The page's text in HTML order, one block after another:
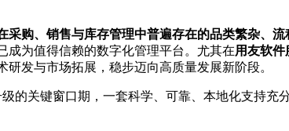
采购、销售与库存管理中普遍存在的品类繁杂、
成为值得信赖的数字化管理平台。尤其在用友软件
发与市场拓展，稳步迈向高质量发展新阶段。
的关键窗口期，一套科学、可靠、本地化支持